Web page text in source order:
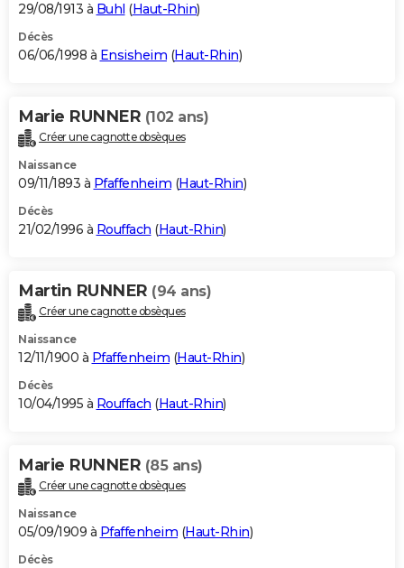
29/08/1913 à Buhl (Haut-Rhin)
Décès
06/06/1998 à Ensisheim (Haut-Rhin)
Marie RUNNER (102 ans)
Créer une cagnotte obsèques
Naissance
09/11/1893 à Pfaffenheim (Haut-Rhin)
Décès
21/02/1996 à Rouffach (Haut-Rhin)
Martin RUNNER (94 ans)
Créer une cagnotte obsèques
Naissance
12/11/1900 à Pfaffenheim (Haut-Rhin)
Décès
10/04/1995 à Rouffach (Haut-Rhin)
Marie RUNNER (85 ans)
Créer une cagnotte obsèques
Naissance
05/09/1909 à Pfaffenheim (Haut-Rhin)
Décès